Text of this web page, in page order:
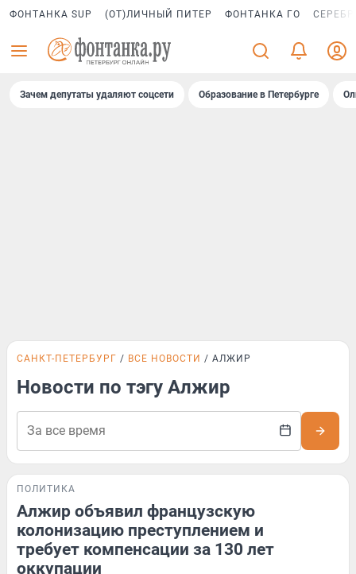
ФОНТАНКА SUP (ОТ)ЛИЧНЫЙ ПИТЕР ФОНТАНКА ГО
Зачем депутаты удаляют соцсети Образование в Петербурге
САНКТ-ПЕТЕРБУРГ ВСЕ НОВОСТИ АЛЖИР
Новости по тэгу Алжир
ПОЛИТИКА
Алжир объявил французскую
колонизацию преступлением и
требует компенсации за 130 лет
оккупации